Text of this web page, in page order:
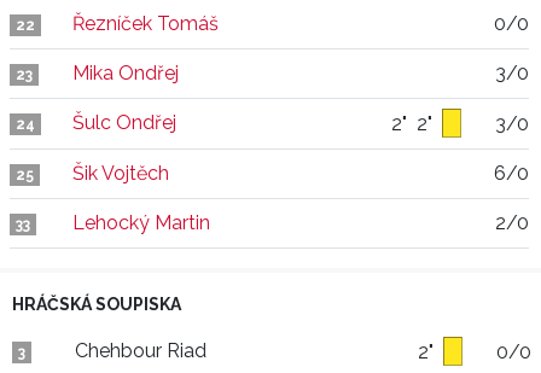
22 Řezníček Tomáš 0/0
23 Mika Ondřej 3/0
24 Šulc Ondřej 2" 2" 3/0
25 Šik Vojtěch 6/0
33 Lehocký Martin 2/0
HRÁČSKÁ SOUPISKA
3 Chehbour Riad 2" 0/0